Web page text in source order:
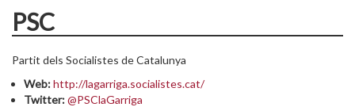
PSC
Partit dels Socialistes de Catalunya
Web:http://lagarriga.socialistes.cat/
Twitter:@PSClaGarriga